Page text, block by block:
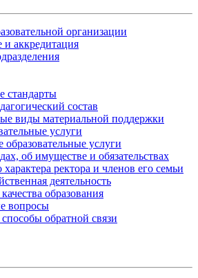
организации
аккредитация
стандарты
состав
виды материальной поддержки
услуги
услуги
об имуществе и обязательствах
ректора и членов его семьи
деятельность
образования
вопросы
обратной связи